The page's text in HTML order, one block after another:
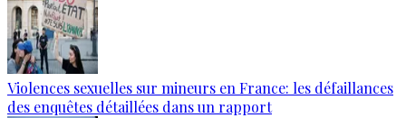
Violences sexuelles sur mineurs en France: les défaillances
des enquêtes détaillées dans un rapport